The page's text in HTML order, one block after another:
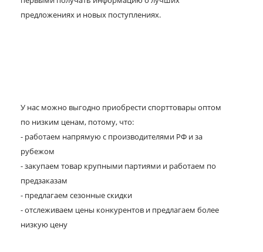
предложениях и новых поступлениях.
У нас можно выгодно приобрести спорттовары оптом
по низким ценам, потому, что:
- работаем напрямую с производителями РФ и за
рубежом
- закупаем товар крупными партиями и работаем по
предзаказам
- предлагаем сезонные скидки
- отслеживаем цены конкурентов и предлагаем более
низкую цену